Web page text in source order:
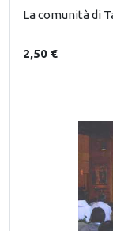
La comunità di
2,50 €